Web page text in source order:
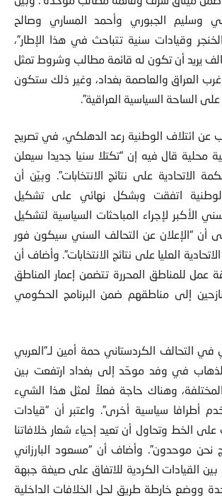
وسليم الجبوري وأحمد المساري وصالح
وقيادات سنية تتباحث في هذا الإطار”،
يريد أن تكون له قائمة مطالب وشروط تمثل
العراق والعاصمة بغداد، وغير ذلك ستكون
الساحة السياسية العراقية”.
عن ائتلاف الوطنية رعد الدهلكي، في تصريح
محلية قال فيه إن “تكتلا سنيا جديدا سيعلن
الاتحادية على نتائج الانتخابات”. وبيّن أن
اتفقت وبشكل نهائي على تشكيل
الأكبر لإجراء المباحثات السياسية لتشكيل
أن “الإعلان عن التحالف السني سيكون فور
العليا على نتائج الانتخابات”. وأضاف أن
عمل للمناطق المحررة تتضمن إعمار المناطق
إلى مناطقهم ضمن البرنامج الحكومي
في التحالف الكردستاني حمة أمين لـ”العربي
الذهاب في وفد موحّد إلى بغداد ارتفعت بين
المختلفة، وهناك حاجة فعلاً لمثل هذا الشيء
أطرافا سياسية أخرى”. واعتبر أن “قيادات
الخط وتحاول أن تعيد إحياء شعار خلافاتنا
نحن موحدون”. وأضاف أن “مسعود البارزاني
القيادات الكردية للاتفاق على صيغة جبهة
ووضع خارطة طريق لحل الخلافات الداخلية